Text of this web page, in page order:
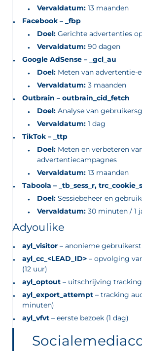
Vervaldatum: 13 maanden
Facebook – _fbp
Doel: Gerichte advertenties
Vervaldatum: 90 dagen
Google AdSense – _gcl_au
Doel: Meten van advertentie-
Vervaldatum: 3 maanden
Outbrain – outbrain_cid_fetch
Doel: Analyse van
Vervaldatum: 1 dag
TikTok – _ttp
Doel: Meten en verbeteren
advertentiecampagnes
Vervaldatum: 13 maanden
Taboola – _tb_sess_r,
Doel: Sessiebeheer en
Vervaldatum: 30 minuten / 1
Adyoulike
ayl_visitor – anonieme
ayl_cc_<LEAD_ID> – opvolging
(12 uur)
ayl_optout – uitschrijving
ayl_export_attempt – tracking
minuten)
ayl_vfvt – eerste bezoek (1 dag)